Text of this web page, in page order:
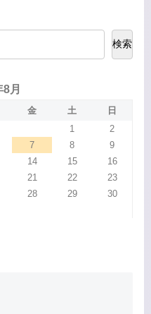
検索
月
金 土
日
1
2
7 8
9
14 15
16
21 22
23
28 29
30